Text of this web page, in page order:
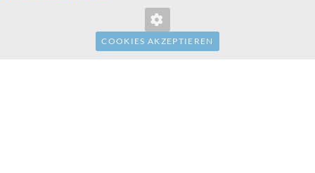
COOKIES AKZEPTIEREN